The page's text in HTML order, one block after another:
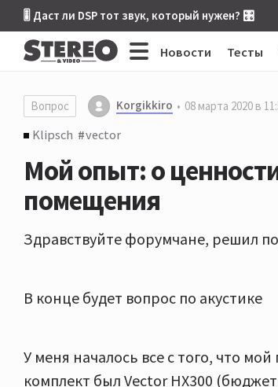
🎚 Даст ли DSP тот звук, который нужен? 🎛
Новости Тесты
Вопрос Korgikkiro 08 марта 2020 в
Klipsch vector
Мой опыт: о
помещения
Здравствуйте форумчане, решил
В конце будет вопрос по акустике
У меня началось все с того, что
комплект был Vector HX300